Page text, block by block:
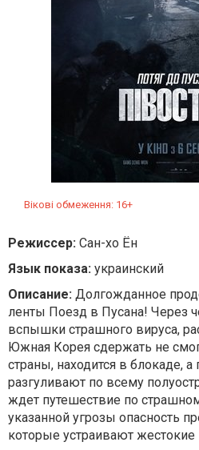
Вікові обмеження: 16+
Режиссер: Сан-хо Ён
Язык показа: украинский
Описание: Долгожданное
ленты Поезд в Пусана! Через
вспышки страшного вируса,
Южная Корея сдержать не
страны, находится в блокаде,
разгуливают по всему
ждет путешествие по
указанной угрозы опасность
которые устраивают